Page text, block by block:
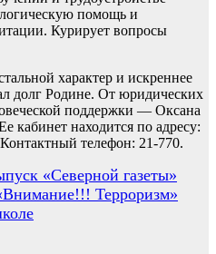
помощь и
Курирует вопросы
характер и искреннее
долг Родине. От юридических
поддержки — Оксана
кабинет находится по адресу:
телефон: 21-770.
«Северной газеты»
Терроризм»